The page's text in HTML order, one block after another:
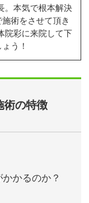
本気で根本解決
術をさせて頂き
院彩に来院して下
う！
の特徴
かるのか？